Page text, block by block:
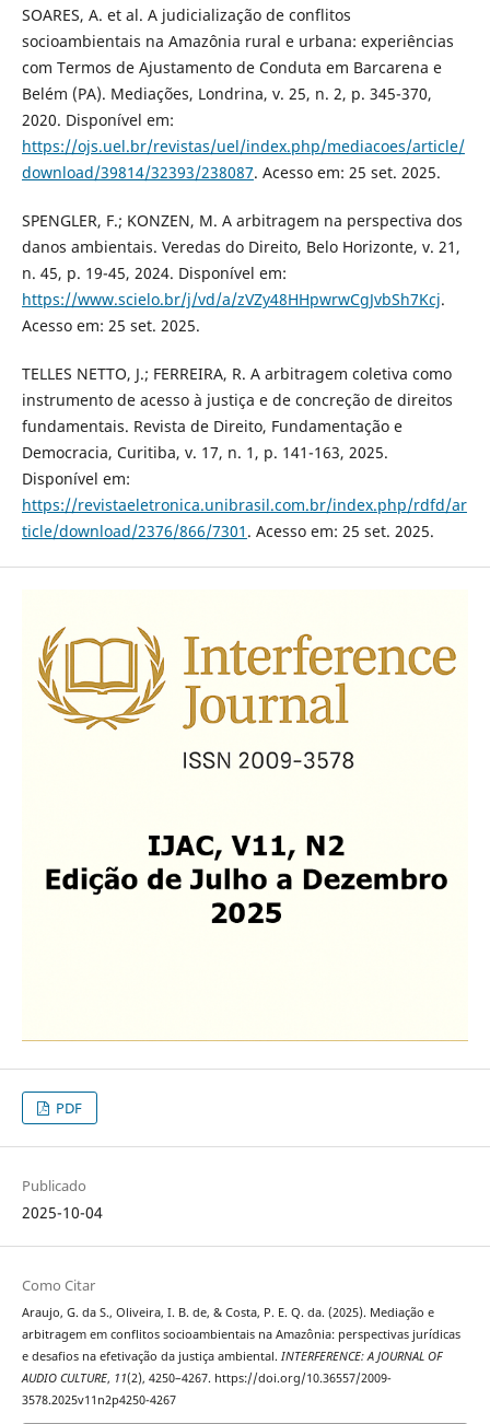
SOARES, A. et al. A judicialização de conflitos
socioambientais na Amazônia rural e urbana: experiências
com Termos de Ajustamento de Conduta em Barcarena e
Belém (PA). Mediações, Londrina, v. 25, n. 2, p. 345-370,
2020. Disponível em:
https://ojs.uel.br/revistas/uel/index.php/mediacoes/article/
download/39814/32393/238087. Acesso em: 25 set. 2025.
SPENGLER, F.; KONZEN, M. A arbitragem na perspectiva dos
danos ambientais. Veredas do Direito, Belo Horizonte, v. 21,
n. 45, p. 19-45, 2024. Disponível em:
https://www.scielo.br/j/vd/a/zVZy48HHpwrwCgJvbSh7Kcj.
Acesso em: 25 set. 2025.
TELLES NETTO, J.; FERREIRA, R. A arbitragem coletiva como
instrumento de acesso à justiça e de concreção de direitos
fundamentais. Revista de Direito, Fundamentação e
Democracia, Curitiba, v. 17, n. 1, p. 141-163, 2025.
Disponível em:
https://revistaeletronica.unibrasil.com.br/index.php/rdfd/ar
ticle/download/2376/866/7301 . Acesso em: 25 set. 2025.
PDF
Publicado
2025-10-04
Como Citar
Araujo, G. da S., Oliveira, I. B. de, & Costa, P. E. Q. da. (2025). Mediação e
arbitragem em conflitos socioambientais na Amazônia: perspectivas jurídicas
e desafios na efetivação da justiça ambiental. INTERFERENCE: A JOURNAL OF
AUDIO CULTURE, 11(2), 4250–4267. https://doi.org/10.36557/2009-
3578.2025v11n2p4250-4267